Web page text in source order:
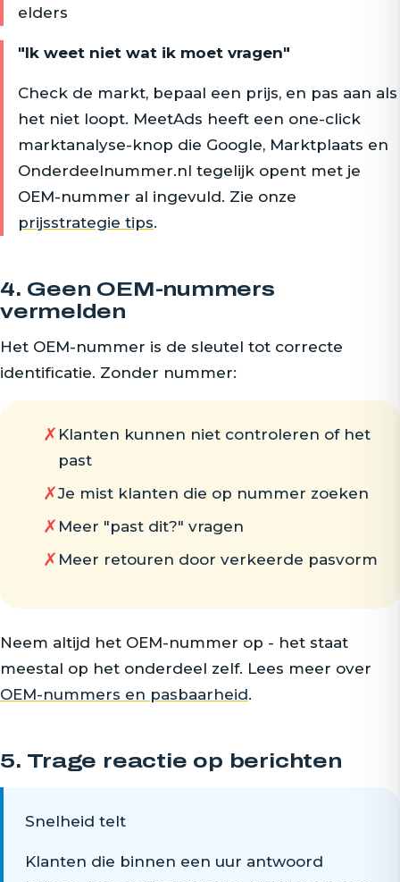
elders
"Ik weet niet wat ik moet vragen"
Check de markt, bepaal een prijs, en pas aan als
het niet loopt. MeetAds heeft een one-click
marktanalyse-knop die Google, Marktplaats en
Onderdeelnummer.nl tegelijk opent met je
OEM-nummer al ingevuld. Zie onze
prijsstrategie tips.
4. Geen OEM-nummers
vermelden
Het OEM-nummer is de sleutel tot correcte
identificatie. Zonder nummer:
✗ Klanten kunnen niet controleren of het
past
✗Je mist klanten die op nummer zoeken
✗ Meer "past dit?" vragen
✗ Meer retouren door verkeerde pasvorm
Neem altijd het OEM-nummer op - het staat
meestal op het onderdeel zelf. Lees meer over
OEM-nummers en pasbaarheid.
5. Trage reactie op berichten
Snelheid telt
Klanten die binnen een uur antwoord